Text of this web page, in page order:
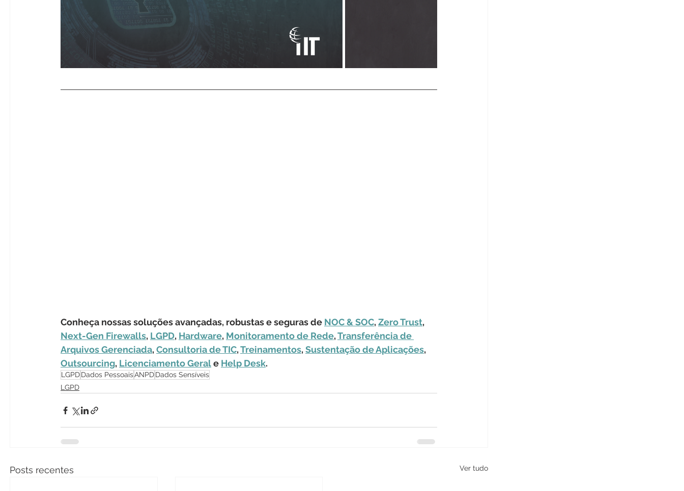
Conheça nossas soluções avançadas, robustas e seguras de NOC & SOC, Zero Trust,
Next-Gen Firewalls, LGPD, Hardware, Monitoramento de Rede, Transferência de
Arquivos Gerenciada, Consultoria de TIC, Treinamentos, Sustentação de Aplicações,
Outsourcing, Licenciamento Geral e Help Desk.
LGPDDados PessoaisANPDDados Sensíveis
LGPD
Posts recentes Ver tudo